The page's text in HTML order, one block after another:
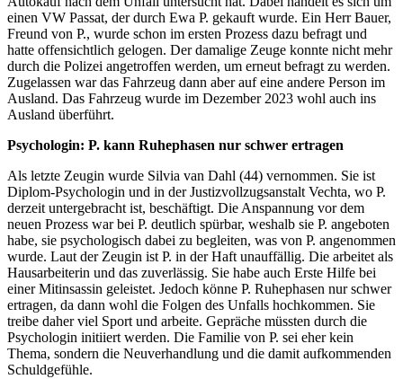
einen VW Passat, der durch Ewa P. gekauft wurde. Ein Herr Bauer,
Freund von P., wurde schon im ersten Prozess dazu befragt und
hatte offensichtlich gelogen. Der damalige Zeuge konnte nicht mehr
durch die Polizei angetroffen werden, um erneut befragt zu werden.
Zugelassen war das Fahrzeug dann aber auf eine andere Person im
Ausland. Das Fahrzeug wurde im Dezember 2023 wohl auch ins
Ausland überführt.
Psychologin: P. kann Ruhephasen nur schwer ertragen
Als letzte Zeugin wurde Silvia van Dahl (44) vernommen. Sie ist
Diplom-Psychologin und in der Justizvollzugsanstalt Vechta, wo P.
derzeit untergebracht ist, beschäftigt. Die Anspannung vor dem
neuen Prozess war bei P. deutlich spürbar, weshalb sie P. angeboten
habe, sie psychologisch dabei zu begleiten, was von P. angenommen
wurde. Laut der Zeugin ist P. in der Haft unauffällig. Die arbeitet als
Hausarbeiterin und das zuverlässig. Sie habe auch Erste Hilfe bei
einer Mitinsassin geleistet. Jedoch könne P. Ruhephasen nur schwer
ertragen, da dann wohl die Folgen des Unfalls hochkommen. Sie
treibe daher viel Sport und arbeite. Gepräche müssten durch die
Psychologin initiiert werden. Die Familie von P. sei eher kein
Thema, sondern die Neuverhandlung und die damit aufkommenden
Schuldgefühle.